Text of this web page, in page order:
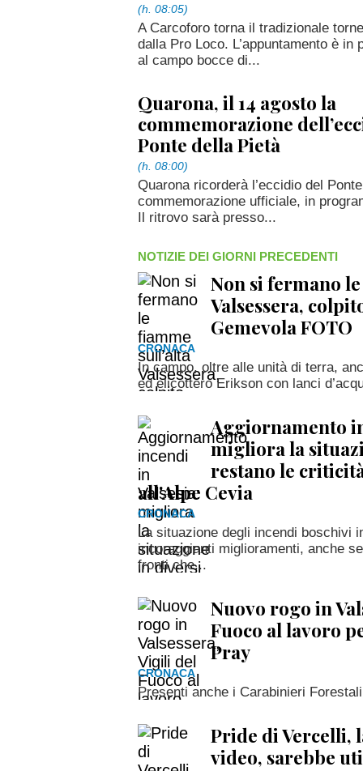
(h. 08:05)
A Carcoforo torna il tradizionale
dalla Pro Loco. L’appuntamento è
al campo bocce di...
Quarona, il 14 agosto la
commemorazione
Ponte della Pietà
(h. 08:00)
Quarona ricorderà l’eccidio del
commemorazione ufficiale, in
Il ritrovo sarà presso...
NOTIZIE DEI GIORNI PRECEDENTI
Non si fermano
Valsessera,
Gemevola FOTO
CRONACA
In campo, oltre alle unità di terra,
ed elicottero Erikson con lanci
Aggiornamento
migliora la
restano le
all'Alpe Cevia
CRONACA
La situazione degli incendi boschivi
incoraggianti miglioramenti, anche
fronti che...
Nuovo rogo in
Fuoco al lavoro
Pray
CRONACA
Presenti anche i Carabinieri
Pride di Vercelli,
video, sarebbe